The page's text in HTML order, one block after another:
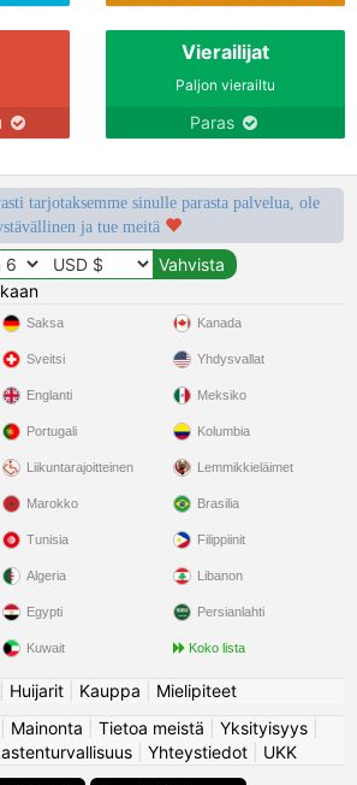
Vierailijat
Paljon vierailtu
Paras
tarjotaksemme sinulle parasta palvelua, ole
ja tue meitä
Saksa
Sveitsi
Englanti
Portugali
Liikuntarajoitteinen
Kanada
Yhdysvallat
Meksiko
Kolumbia
Lemmikkieläimet
Marokko
Tunisia
Algeria
Egypti
Kuwait
Brasilia
Filippiinit
Libanon
Persianlahti
Koko lista
Huijarit Kauppa
Mielipiteet
Mainonta Tietoa meistä Yksityisyys|
Yhteystiedot UKK